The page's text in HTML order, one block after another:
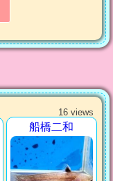
16 views
船橋二和